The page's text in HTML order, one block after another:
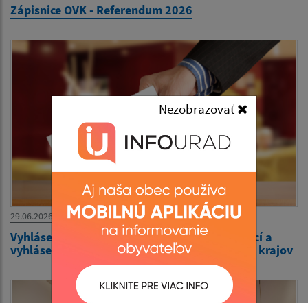
Nezobrazovať
Zápisnice OVK - Referendum 2026
29.06.2026
Vyhlásenie volieb do orgánov samosprávy obcí a
vyhlásenie volieb do orgánov samosprávnych krajov